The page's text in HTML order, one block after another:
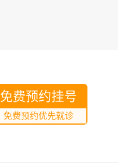
免费预约挂号
免费预约优先就诊